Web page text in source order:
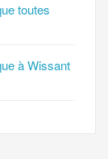
toutes
à Wissant